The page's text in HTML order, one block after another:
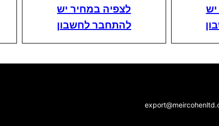
לצפיה במחיר יש
להתחבר לחשבון